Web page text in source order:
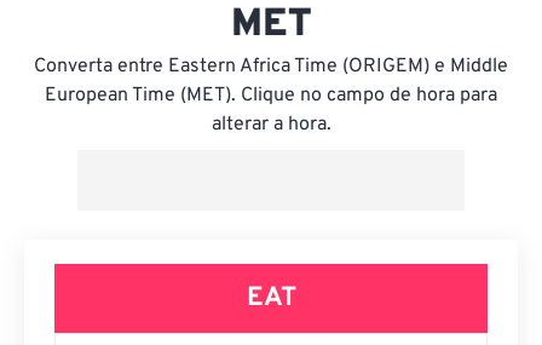
MET
Converta entre Eastern Africa Time (ORIGEM) e Middle
European Time (MET). Clique no campo de hora para
alterar a hora.
EAT